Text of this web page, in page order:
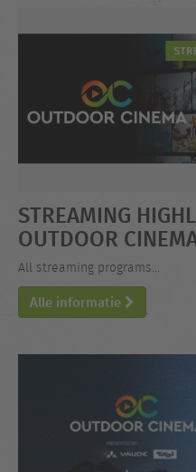
STREAMING
OUTDOOR
All streaming programs...
Alle informatie